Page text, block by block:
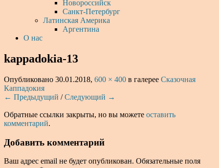
Новороссийск
Санкт-Петербург
Латинская Америка
Аргентина
О нас
kappadokia-13
Опубликовано 30.01.2018, 600 × 400 в галерее Сказочная
Каппадокия
← Предыдущий /Следующий →
Обратные ссылки закрыты, но вы можете оставить
комментарий.
Добавить комментарий
Ваш адрес email не будет опубликован. Обязательные поля